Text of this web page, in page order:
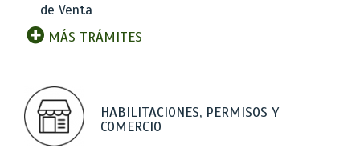
de Venta
MÁS TRÁMITES
HABILITACIONES, PERMISOS Y
COMERCIO